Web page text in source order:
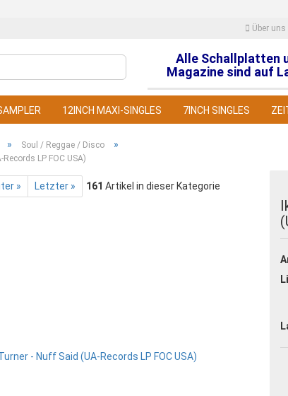
Über uns
Sprache auswählen
Alle Schallplatten
Magazine sind auf
12INCH MAXI-SINGLES 7INCH SINGLES
» Soul / Reggae / Disco »
LP FOC USA)
» Letzter » 161 Artikel in dieser Kategorie